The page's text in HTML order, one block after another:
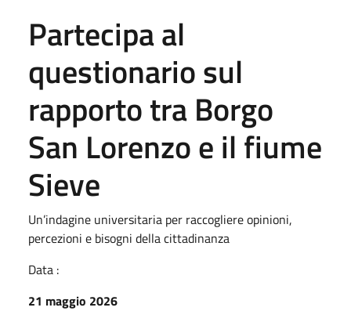
Partecipa al
questionario sul
rapporto tra Borgo
San Lorenzo e il fiume
Sieve
Un’indagine universitaria per raccogliere opinioni,
percezioni e bisogni della cittadinanza
Data :
21 maggio 2026